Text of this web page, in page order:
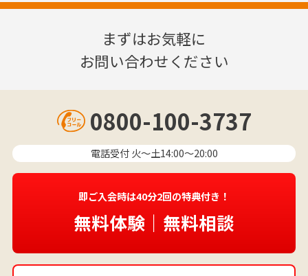
まずはお気軽に
お問い合わせください
0800-100-3737
電話受付 火〜土14:00～20:00
即ご入会時は40分2回の特典付き！
無料体験｜無料相談